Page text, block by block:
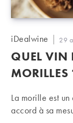
Auteur/autrice
la
publication :
iDealwine 29
QUEL VIN
MORILLES
La morille est
accord à sa